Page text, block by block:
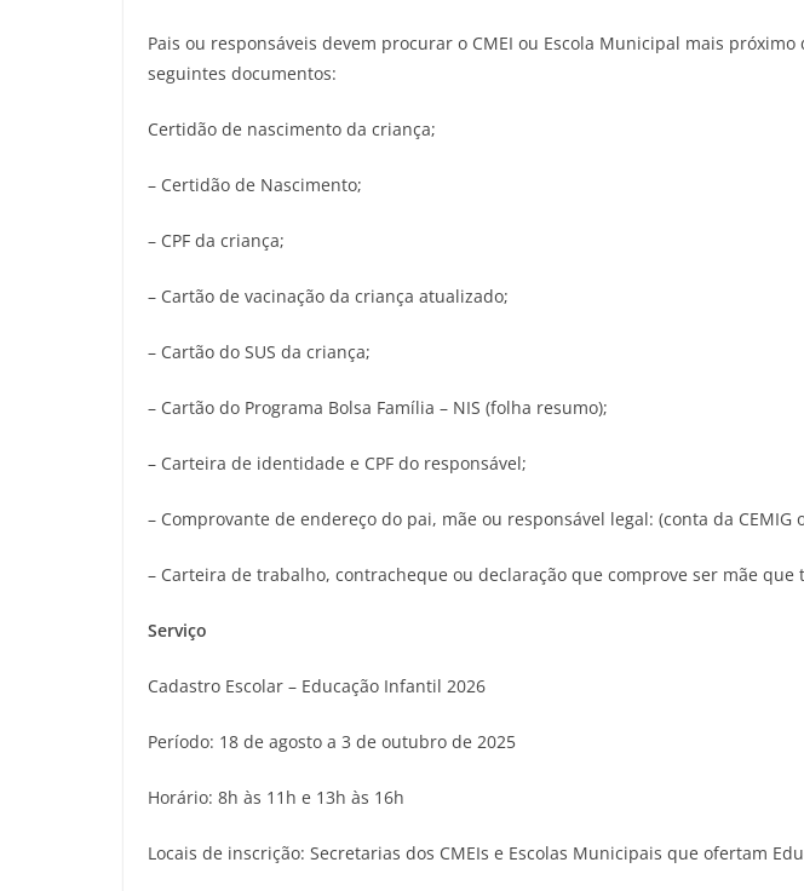
Pais ou responsáveis devem procurar o CMEI ou Escola Municipal mais
seguintes documentos:
Certidão de nascimento da criança;
– Certidão de Nascimento;
– CPF da criança;
– Cartão de vacinação da criança atualizado;
– Cartão do SUS da criança;
– Cartão do Programa Bolsa Família ­– NIS (folha resumo);
– Carteira de identidade e CPF do responsável;
– Comprovante de endereço do pai, mãe ou responsável legal: (conta da CEMIG
– Carteira de trabalho, contracheque ou declaração que comprove ser mãe que
Serviço
Cadastro Escolar – Educação Infantil 2026
Período: 18 de agosto a 3 de outubro de 2025
Horário: 8h às 11h e 13h às 16h
Locais de inscrição: Secretarias dos CMEIs e Escolas Municipais que ofertam